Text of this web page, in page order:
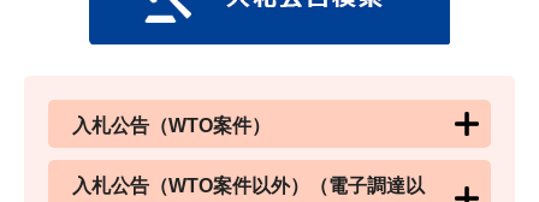
入札公告（WTO案件）
入札公告（WTO案件以外）（電子調達以